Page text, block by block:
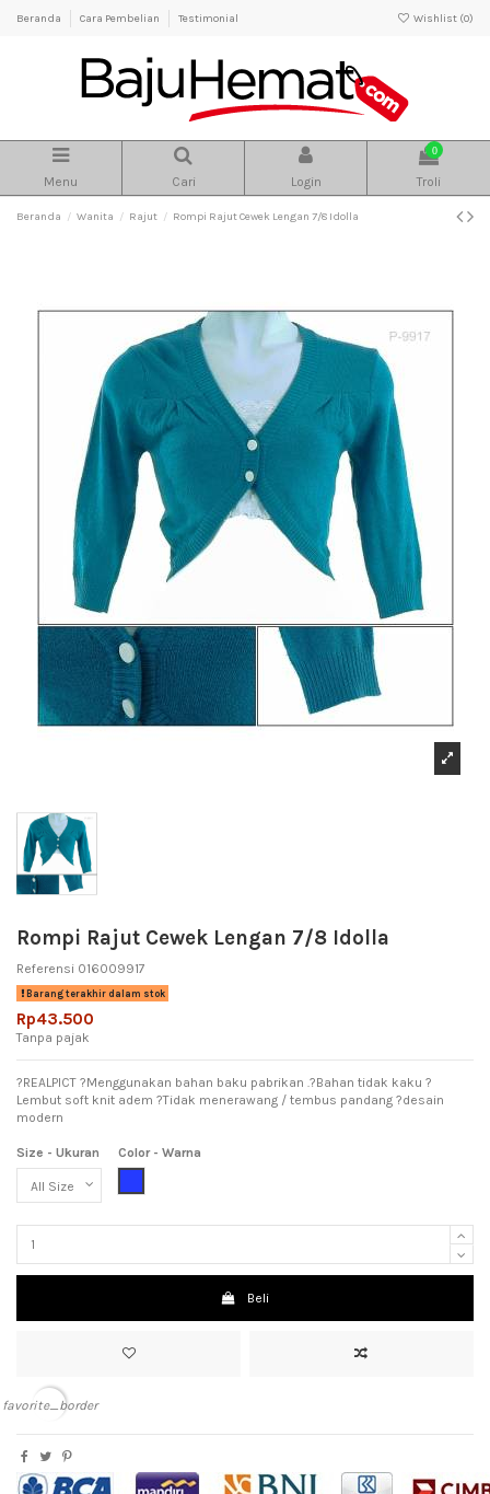
Beranda Cara Pembelian Testimonial Wishlist (0)
Menu Cari Login
0
Troli
Beranda Wanita Rajut Rompi Rajut Cewek Lengan 7/8 Idolla
Rompi Rajut Cewek Lengan 7/8 Idolla
Referensi 016009917
Barang terakhir dalam stok
Rp43.500
Tanpa pajak
?REALPICT ?Menggunakan bahan baku pabrikan .?Bahan tidak kaku ?
Lembut soft knit adem ?Tidak menerawang / tembus pandang ?desain
modern
Size - Ukuran
Color - Warna
Beli
favorite_border